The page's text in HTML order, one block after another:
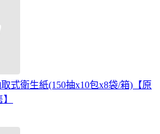
式衛生紙(150抽x10包x8袋/箱)【原